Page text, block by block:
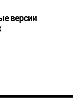
версии